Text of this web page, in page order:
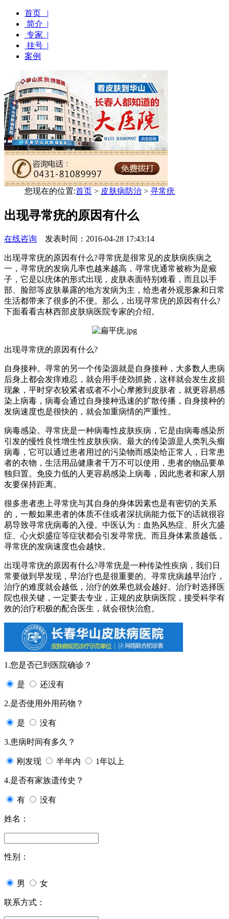
首页 |
简介 |
专家 |
挂号 |
案例
您现在的位置:首页 > 皮肤病防治 > 寻常疣
出现寻常疣的原因有什么
在线咨询 发表时间：2016-04-28 17:43:14
出现寻常疣的原因有什么?寻常疣是很常见的皮肤病疾病之
一，寻常疣的发病几率也越来越高，寻常疣通常被称为是瘊
子，它是以疣体的形式出现，皮肤表面特别难看，而且以手
部、脸部等皮肤暴露的地方发病为主，给患者外观形象和日常
生活都带来了很多的不便。那么，出现寻常疣的原因有什么?
下面看看吉林西部皮肤病医院专家的介绍。
出现寻常疣的原因有什么?
自身接种。寻常的另一个传染源就是自身接种，大多数人患病
后身上都会发痒难忍，就会用手使劲抓挠，这样就会发生皮损
现象，平时穿衣较紧者或者不小心摩擦到皮肤者，就更容易感
染上病毒，病毒会通过自身接种迅速的扩散传播，自身接种的
发病速度也是很快的，就会加重病情的严重性。
病毒感染。寻常疣是一种病毒性皮肤疾病，它是由病毒感染所
引发的慢性良性增生性皮肤疾病。最大的传染源是人类乳头瘤
病毒，它可以通过患者用过的污染物而感染给正常人，日常患
者的衣物，生活用品健康者千万不可以使用，患者的物品要单
独归置。免疫力低的人更容易感染上病毒，因此患者和家人朋
友要保持距离。
很多患者患上寻常疣与其自身的身体因素也是有密切的关系
的，一般如果患者的体质不佳或者深抗病能力低下的话就很容
易导致寻常疣病毒的入侵。中医认为：血热风热症、肝火亢盛
症、心火炽盛症等症状都会引发寻常疣。而且身体素质越低，
寻常疣的发病速度也会越快。
出现寻常疣的原因有什么?寻常疣是一种传染性疾病，我们日
常要做到早发现，早治疗也是很重要的。寻常疣病越早治疗，
治疗的难度就会越低，治疗的效果也就会越好。治疗时选择医
院也很关键，一定要去专业，正规的皮肤病医院，接受科学有
效的治疗积极的配合医生，就会很快治愈。
1.您是否已到医院确诊？
是 还没有
2.是否使用外用药物？
是 没有
3.患病时间有多久？
刚发现 半年内 1年以上
4.是否有家族遗传史？
有 没有
姓名：
性别：
男 女
联系方式：